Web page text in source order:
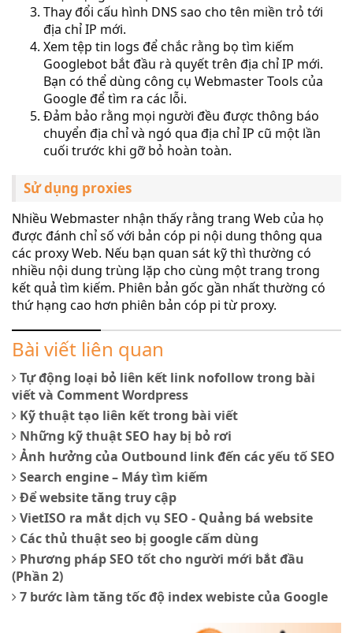
Thay đổi cấu hình DNS sao cho tên miền trỏ tới
địa chỉ IP mới.
Xem tệp tin logs để chắc rằng bọ tìm kiếm
Googlebot bắt đầu rà quyết trên địa chỉ IP mới.
Bạn có thể dùng công cụ Webmaster Tools của
Google để tìm ra các lỗi.
Đảm bảo rằng mọi người đều được thông báo
chuyển địa chỉ và ngó qua địa chỉ IP cũ một lần
cuối trước khi gỡ bỏ hoàn toàn.
Sử dụng proxies
Nhiều Webmaster nhận thấy rằng trang Web của họ
được đánh chỉ số với bản cóp pi nội dung thông qua
các proxy Web. Nếu bạn quan sát kỹ thì thường có
nhiều nội dung trùng lặp cho cùng một trang trong
kết quả tìm kiếm. Phiên bản gốc gần nhất thường có
thứ hạng cao hơn phiên bản cóp pi từ proxy.
Bài viết liên quan
Tự động loại bỏ liên kết link nofollow trong bài
viết và Comment Wordpress
Kỹ thuật tạo liên kết trong bài viết
Những kỹ thuật SEO hay bị bỏ rơi
Ảnh hưởng của Outbound link đến các yếu tố SEO
Search engine – Máy tìm kiếm
Để website tăng truy cập
VietISO ra mắt dịch vụ SEO - Quảng bá website
Các thủ thuật seo bị google cấm dùng
Phương pháp SEO tốt cho người mới bắt đầu
(Phần 2)
7 bước làm tăng tốc độ index webiste của Google